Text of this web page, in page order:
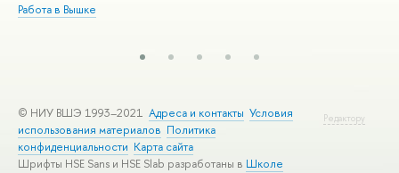
Работа в Вышке
Редактору
© НИУ ВШЭ 1993–2021 Адреса и контакты Условия
использования материалов Политика
конфиденциальности Карта сайта
Шрифты HSE Sans и HSE Slab разработаны в Школе